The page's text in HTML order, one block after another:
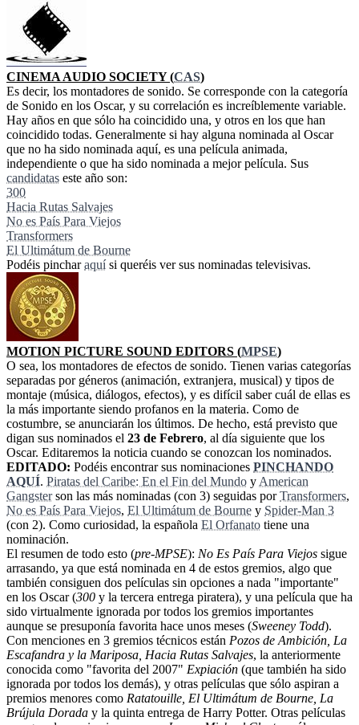
CINEMA AUDIO SOCIETY (CAS)
Es decir, los montadores de sonido. Se corresponde con la categoría
de Sonido en los Oscar, y su correlación es increíblemente variable.
Hay años en que sólo ha coincidido una, y otros en los que han
coincidido todas. Generalmente si hay alguna nominada al Oscar
que no ha sido nominada aquí, es una película animada,
independiente o que ha sido nominada a mejor película. Sus
candidatas este año son:
300
Hacia Rutas Salvajes
No es País Para Viejos
Transformers
El Ultimátum de Bourne
Podéis pincharaquísi queréis ver sus nominadas televisivas.
MOTION PICTURE SOUND EDITORS (MPSE)
O sea, los montadores de efectos de sonido. Tienen varias categorías
separadas por géneros (animación, extranjera, musical) y tipos de
montaje (música, diálogos, efectos), y es difícil saber cuál de ellas es
la más importante siendo profanos en la materia. Como de
costumbre, se anunciarán los últimos. De hecho, está previsto que
digan sus nominados el 23 de Febrero, al día siguiente que los
Oscar. Editaremos la noticia cuando se conozcan los nominados.
EDITADO: Podéis encontrar sus nominaciones PINCHANDO
AQUÍ. Piratas del Caribe: En el Fin del Mundo y American
Gangsterson las más nominadas (con 3) seguidas porTransformers,
No es País Para Viejos, El Ultimátum de Bourne y Spider-Man 3
(con 2). Como curiosidad, la española El Orfanato tiene una
nominación.
El resumen de todo esto (pre-MPSE): No Es País Para Viejos sigue
arrasando, ya que está nominada en 4 de estos gremios, algo que
también consiguen dos películas sin opciones a nada "importante"
en los Oscar (300 y la tercera entrega piratera), y una película que ha
sido virtualmente ignorada por todos los gremios importantes
aunque se presuponía favorita hace unos meses (Sweeney Todd).
Con menciones en 3 gremios técnicos están Pozos de Ambición, La
Escafandra y la Mariposa, Hacia Rutas Salvajes, la anteriormente
conocida como "favorita del 2007" Expiación (que también ha sido
ignorada por todos los demás), y otras películas que sólo aspiran a
premios menores como Ratatouille, El Ultimátum de Bourne, La
Brújula Dorada y la quinta entrega de Harry Potter. Otras películas